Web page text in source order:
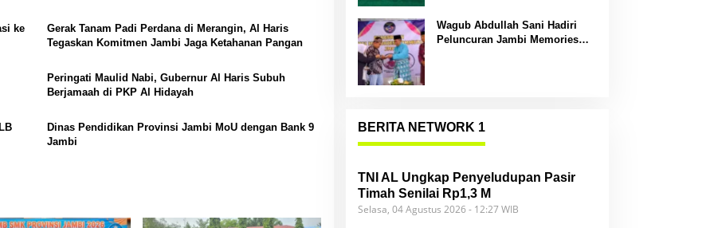
ke
Gerak Tanam Padi Perdana di Merangin, Al Haris
Tegaskan Komitmen Jambi Jaga Ketahanan Pangan
Peringati Maulid Nabi, Gubernur Al Haris Subuh
Berjamaah di PKP Al Hidayah
Dinas Pendidikan Provinsi Jambi MoU dengan Bank 9
Jambi
Wagub Abdullah Sani Hadiri
Peluncuran Jambi Memories
BERITA NETWORK 1
TNI AL Ungkap Penyeludupan Pasir
Timah Senilai Rp1,3 M
Selasa, 04 Agustus 2026 - 12:27 WIB